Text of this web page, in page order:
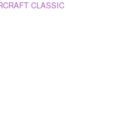
CLASSIC